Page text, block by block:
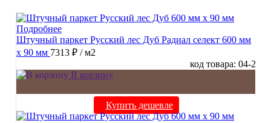
Подробнее
Штучный паркет Русский лес Дуб Радиал cелект 600 мм
х 90 мм 7313 ₽ / м2
код товара: 04-2
В корзину
Купить дешевле